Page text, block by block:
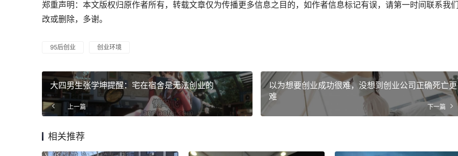
郑重声明：本文版权归原作者所有，转载文章仅为传播更多信息之目的，如作者信息标记有误，请第一时间联系我
改或删除，多谢。
95后创业 创业环境
大四男生张学坤提醒：宅在宿舍是无法创业的
上一篇
以为想要创业成功很难，没想到创业公司正确死亡更
难
下一篇
相关推荐